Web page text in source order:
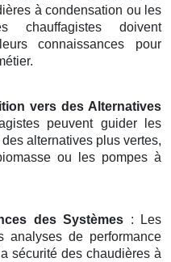
à condensation ou les
chauffagistes doivent
connaissances pour
vers des Alternatives
peuvent guider les
alternatives plus vertes,
ou les pompes à
des Systèmes : Les
analyses de performance
sécurité des chaudières à